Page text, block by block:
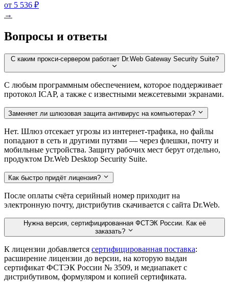
от 5 536 ₽
→
Вопросы и ответы
С каким прокси-сервером работает Dr.Web Gateway Security Suite?
С любым программным обеспечением, которое поддерживает
протокол ICAP, а также с известными межсетевыми экранами.
Заменяет ли шлюзовая защита антивирус на компьютерах?
Нет. Шлюз отсекает угрозы из интернет-трафика, но файлы
попадают в сеть и другими путями — через флешки, почту и
мобильные устройства. Защиту рабочих мест берут отдельно,
продуктом Dr.Web Desktop Security Suite.
Как быстро придёт лицензия?
После оплаты счёта серийный номер приходит на
электронную почту, дистрибутив скачивается с сайта Dr.Web.
Нужна версия, сертифицированная ФСТЭК России. Как её
заказать?
К лицензии добавляется сертифицированная поставка:
расширение лицензии до версии, на которую выдан
сертификат ФСТЭК России № 3509, и медиапакет с
дистрибутивом, формуляром и копией сертификата.